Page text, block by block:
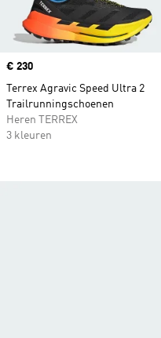
Price
€ 230
Terrex Agravic Speed Ultra 2
Trailrunningschoenen
Heren TERREX
3 kleuren